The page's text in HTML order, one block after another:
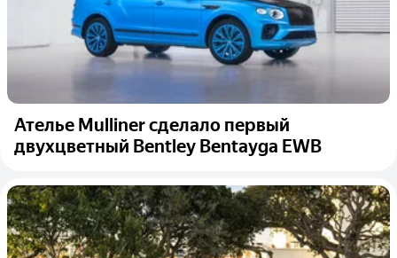
Ателье Mulliner сделало первый
двухцветный Bentley Bentayga EWB